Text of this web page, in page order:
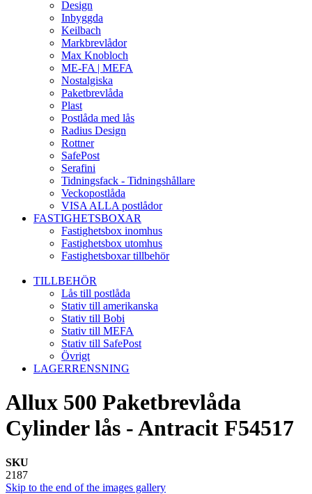
Design
Inbyggda
Keilbach
Markbrevlådor
Max Knobloch
ME-FA | MEFA
Nostalgiska
Paketbrevlåda
Plast
Postlåda med lås
Radius Design
Rottner
SafePost
Serafini
Tidningsfack - Tidningshållare
Veckopostlåda
VISA ALLA postlådor
FASTIGHETSBOXAR
Fastighetsbox inomhus
Fastighetsbox utomhus
Fastighetsboxar tillbehör
TILLBEHÖR
Lås till postlåda
Stativ till amerikanska
Stativ till Bobi
Stativ till MEFA
Stativ till SafePost
Övrigt
LAGERRENSNING
Allux 500 Paketbrevlåda
Cylinder lås - Antracit F54517
SKU
2187
Skip to the end of the images gallery